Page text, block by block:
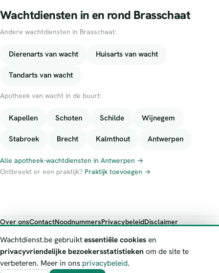
Wachtdiensten in en rond Brasschaat
Andere wachtdiensten in Brasschaat:
Dierenarts van wacht Huisarts van wacht
Tandarts van wacht
Apotheek van wacht in de buurt:
Kapellen Schoten Schilde Wijnegem
Stabroek Brecht Kalmthout Antwerpen
Alle apotheek-wachtdiensten in Antwerpen →
Ontbreekt er een praktijk? Praktijk toevoegen →
Over onsContactNoodnummersPrivacybeleidDisclaimer
Wachtdienst.be toont publieke wachtdienst-informatie ter oriëntatie.
Bij levensgevaar bel je altijd 112. Controleer altijd de actuele
wachtregeling bij de vermelde officiële bron.
Wachtdienst.be gebruiktessentiële cookiesen
privacyvriendelijke bezoekersstatistieken om de site te
verbeteren. Meer in ons privacybeleid.